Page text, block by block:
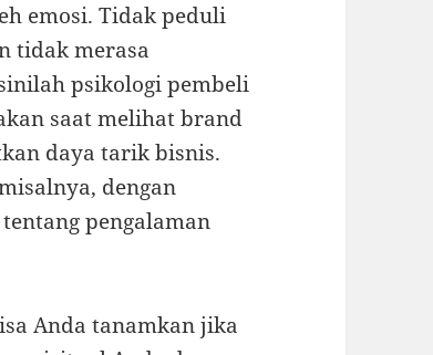
emosi. Tidak peduli
tidak merasa
psikologi pembeli
saat melihat brand
daya tarik bisnis.
dengan
pengalaman
Anda tanamkan jika